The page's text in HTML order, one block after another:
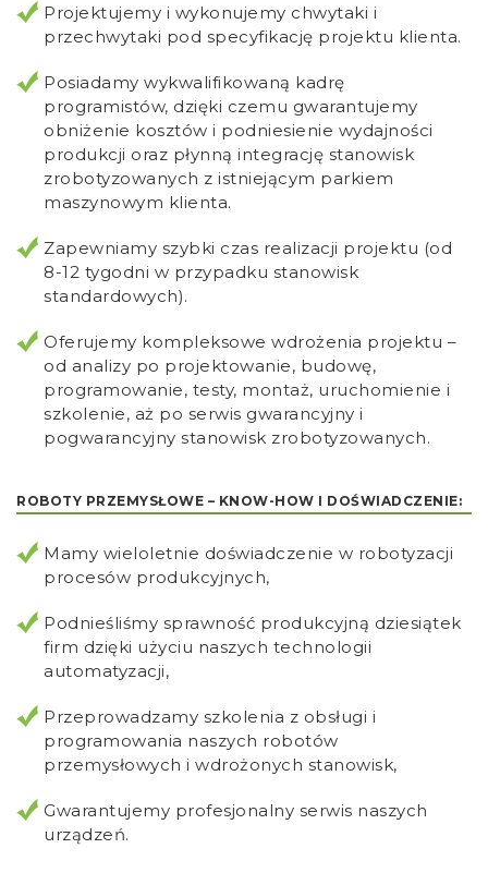
Projektujemy i wykonujemy chwytaki i
przechwytaki pod specyfikację projektu klienta.
Posiadamy wykwalifikowaną kadrę
programistów, dzięki czemu gwarantujemy
obniżenie kosztów i podniesienie wydajności
produkcji oraz płynną integrację stanowisk
zrobotyzowanych z istniejącym parkiem
maszynowym klienta.
Zapewniamy szybki czas realizacji projektu (od
8-12 tygodni w przypadku stanowisk
standardowych).
Oferujemy kompleksowe wdrożenia projektu –
od analizy po projektowanie, budowę,
programowanie, testy, montaż, uruchomienie i
szkolenie, aż po serwis gwarancyjny i
pogwarancyjny stanowisk zrobotyzowanych.
ROBOTY PRZEMYSŁOWE – KNOW-HOW I DOŚWIADCZENIE:
Mamy wieloletnie doświadczenie w robotyzacji
procesów produkcyjnych,
Podnieśliśmy sprawność produkcyjną dziesiątek
firm dzięki użyciu naszych technologii
automatyzacji,
Przeprowadzamy szkolenia z obsługi i
programowania naszych robotów
przemysłowych i wdrożonych stanowisk,
Gwarantujemy profesjonalny serwis naszych
urządzeń.